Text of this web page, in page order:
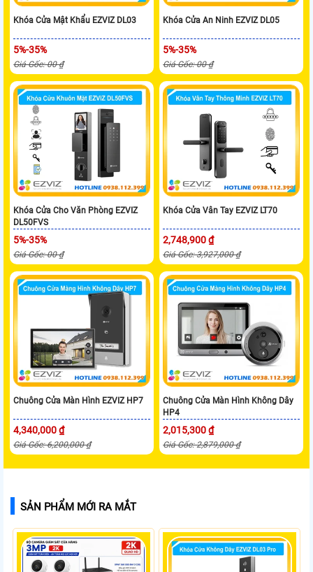
Khóa Cửa Mật Khẩu EZVIZ DL03
5%-35%
Giá Gốc: 00 ₫
Khóa Cửa An Ninh EZVIZ DL05
5%-35%
Giá Gốc: 00 ₫
Khóa Cửa Cho Văn Phòng EZVIZ
DL50FVS
5%-35%
Giá Gốc: 00 ₫
Khóa Cửa Vân Tay EZVIZ LT70
2,748,900 ₫
Giá Gốc: 3,927,000 ₫
Chuông Cửa Màn Hình EZVIZ HP7
4,340,000 ₫
Giá Gốc: 6,200,000 ₫
Chuông Cửa Màn Hình Không Dây
HP4
2,015,300 ₫
Giá Gốc: 2,879,000 ₫
SẢN PHẨM MỚI RA MẮT